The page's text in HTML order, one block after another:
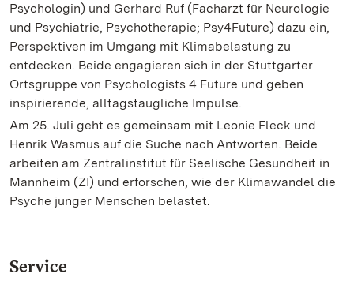
Psychologin) und Gerhard Ruf (Facharzt für Neurologie
und Psychiatrie, Psychotherapie; Psy4Future) dazu ein,
Perspektiven im Umgang mit Klimabelastung zu
entdecken. Beide engagieren sich in der Stuttgarter
Ortsgruppe von Psychologists 4 Future und geben
inspirierende, alltagstaugliche Impulse.
Am 25. Juli geht es gemeinsam mit Leonie Fleck und
Henrik Wasmus auf die Suche nach Antworten. Beide
arbeiten am Zentralinstitut für Seelische Gesundheit in
Mannheim (ZI) und erforschen, wie der Klimawandel die
Psyche junger Menschen belastet.
Service